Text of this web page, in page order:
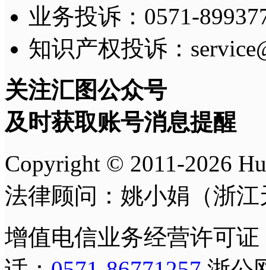
业务投诉：0571-
知识产权投诉：
关注汇图公众号
及时获取账号消息提醒
Copyright © 2011-2026
法律顾问：姚小娟（浙
增值电信业务经营许可